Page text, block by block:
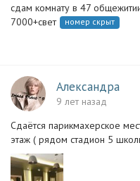
сдам комнату в 47
7000+свет
номер скрыт
Александра
9 лет назад
Сдаётся парикмахерское
этаж ( рядом стадион 5